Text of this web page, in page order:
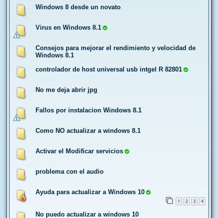
Windows 8 desde un novato
Virus en Windows 8.1
Consejos para mejorar el rendimiento y velocidad de
Windows 8.1
controlador de host universal usb intgel R 82801
No me deja abrir jpg
Fallos por instalacion Windows 8.1
Como NO actualizar a windows 8.1
Activar el Modificar servicios
problema con el audio
Ayuda para actualizar a Windows 10
1 2 3 4
No puedo actualizar a windows 10